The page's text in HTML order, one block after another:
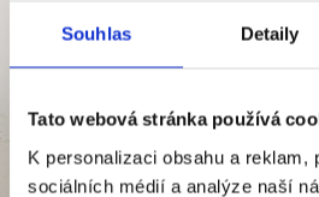
Souhlas Detaily
Tato webová stránka používá
K personalizaci obsahu a reklam,
sociálních médií a analýze naší